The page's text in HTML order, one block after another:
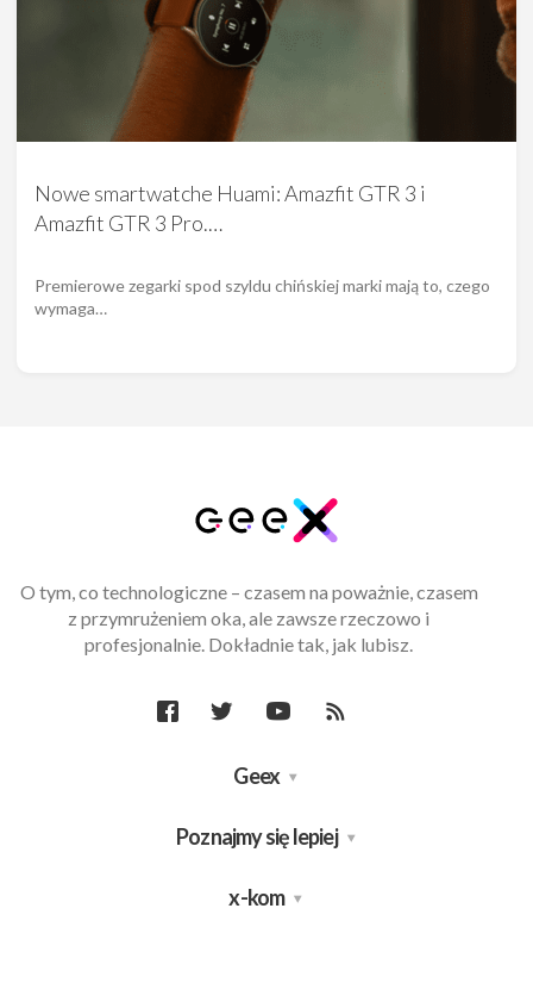
Nowe smartwatche Huami: Amazfit GTR 3 i
Amazfit GTR 3 Pro.…
Premierowe zegarki spod szyldu chińskiej marki mają to, czego
wymaga…
O tym, co technologiczne – czasem na poważnie, czasem
z przymrużeniem oka, ale zawsze rzeczowo i
profesjonalnie. Dokładnie tak, jak lubisz.
Geex
Poznajmy się lepiej
x-kom